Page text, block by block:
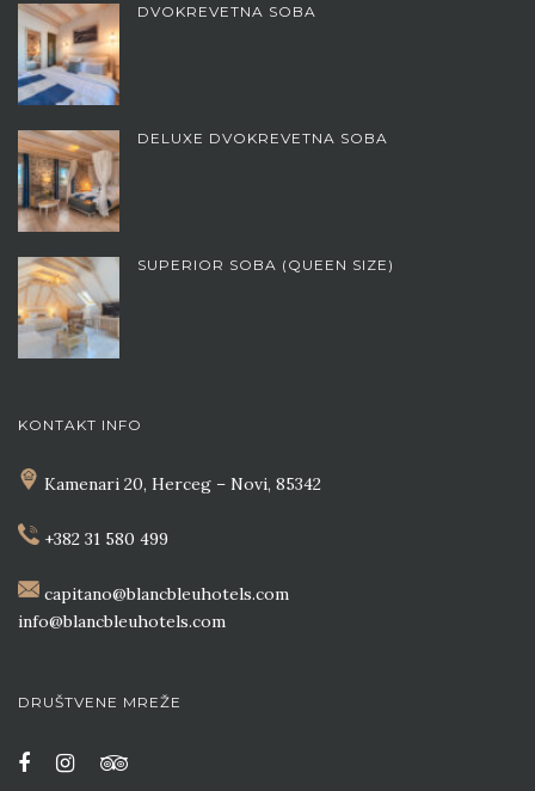
DVOKREVETNA SOBA
DELUXE DVOKREVETNA SOBA
SUPERIOR SOBA (QUEEN SIZE)
KONTAKT INFO
Kamenari 20, Herceg – Novi, 85342
+382 31 580 499
capitano@blancbleuhotels.com
info@blancbleuhotels.com
DRUŠTVENE MREŽE